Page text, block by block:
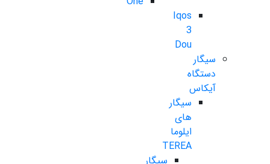
Iqos
3
Dou
سیگار
دستگاه
آیکاس
سیگار
های
ایلوما
TEREA
سیگار